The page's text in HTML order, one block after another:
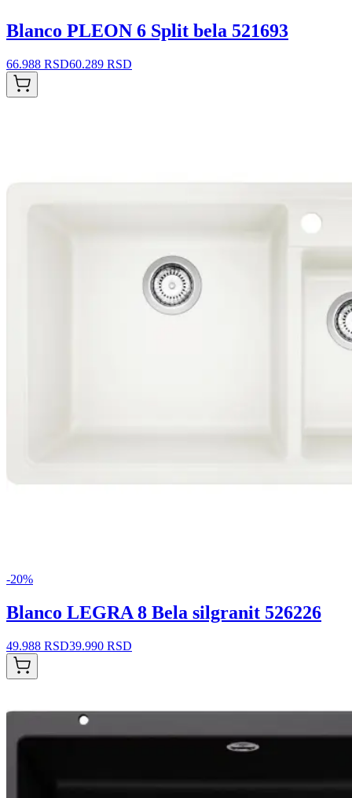
Blanco PLEON 6 Split bela 521693
66.988 RSD60.289 RSD
-20%
Blanco LEGRA 8 Bela silgranit 526226
49.988 RSD39.990 RSD